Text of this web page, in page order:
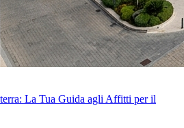
La Tua Guida agli Affitti per il